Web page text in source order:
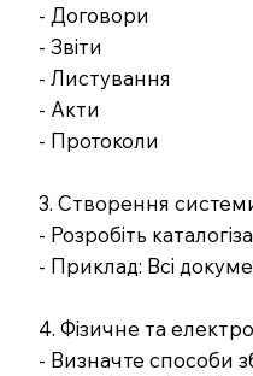
- Договори
- Звіти
- Листування
- Акти
- Протоколи
3. Створення
- Розробіть
- Приклад: Всі
4. Фізичне та
- Визначте способи